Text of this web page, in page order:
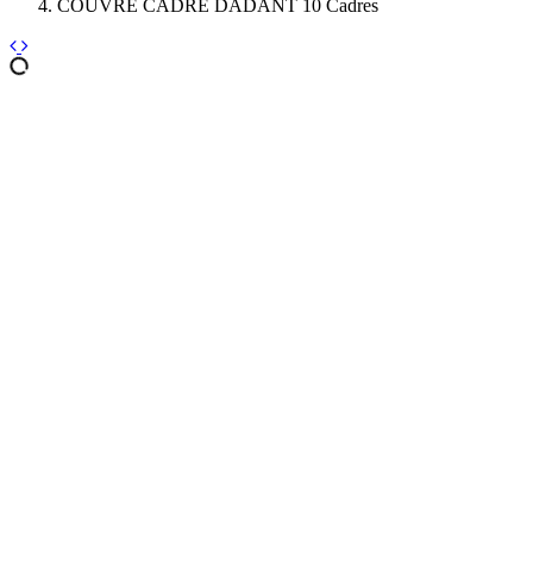
COUVRE CADRE DADANT 10 Cadres